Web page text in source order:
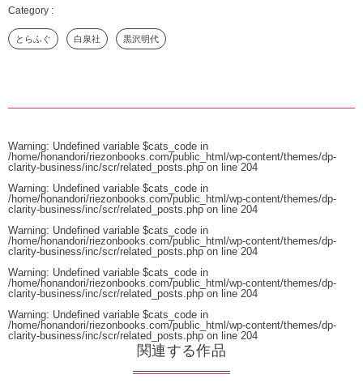
とらふぐ 白泉社 黒沢明代
Warning: Undefined variable $cats_code in
/home/honandori/riezonbooks.com/public_html/wp-content/themes/dp-
clarity-business/inc/scr/related_posts.phpon line 204
Warning: Undefined variable $cats_code in
/home/honandori/riezonbooks.com/public_html/wp-content/themes/dp-
clarity-business/inc/scr/related_posts.phpon line 204
Warning: Undefined variable $cats_code in
/home/honandori/riezonbooks.com/public_html/wp-content/themes/dp-
clarity-business/inc/scr/related_posts.phpon line 204
Warning: Undefined variable $cats_code in
/home/honandori/riezonbooks.com/public_html/wp-content/themes/dp-
clarity-business/inc/scr/related_posts.phpon line 204
Warning: Undefined variable $cats_code in
/home/honandori/riezonbooks.com/public_html/wp-content/themes/dp-
clarity-business/inc/scr/related_posts.phpon line 204
関連する作品